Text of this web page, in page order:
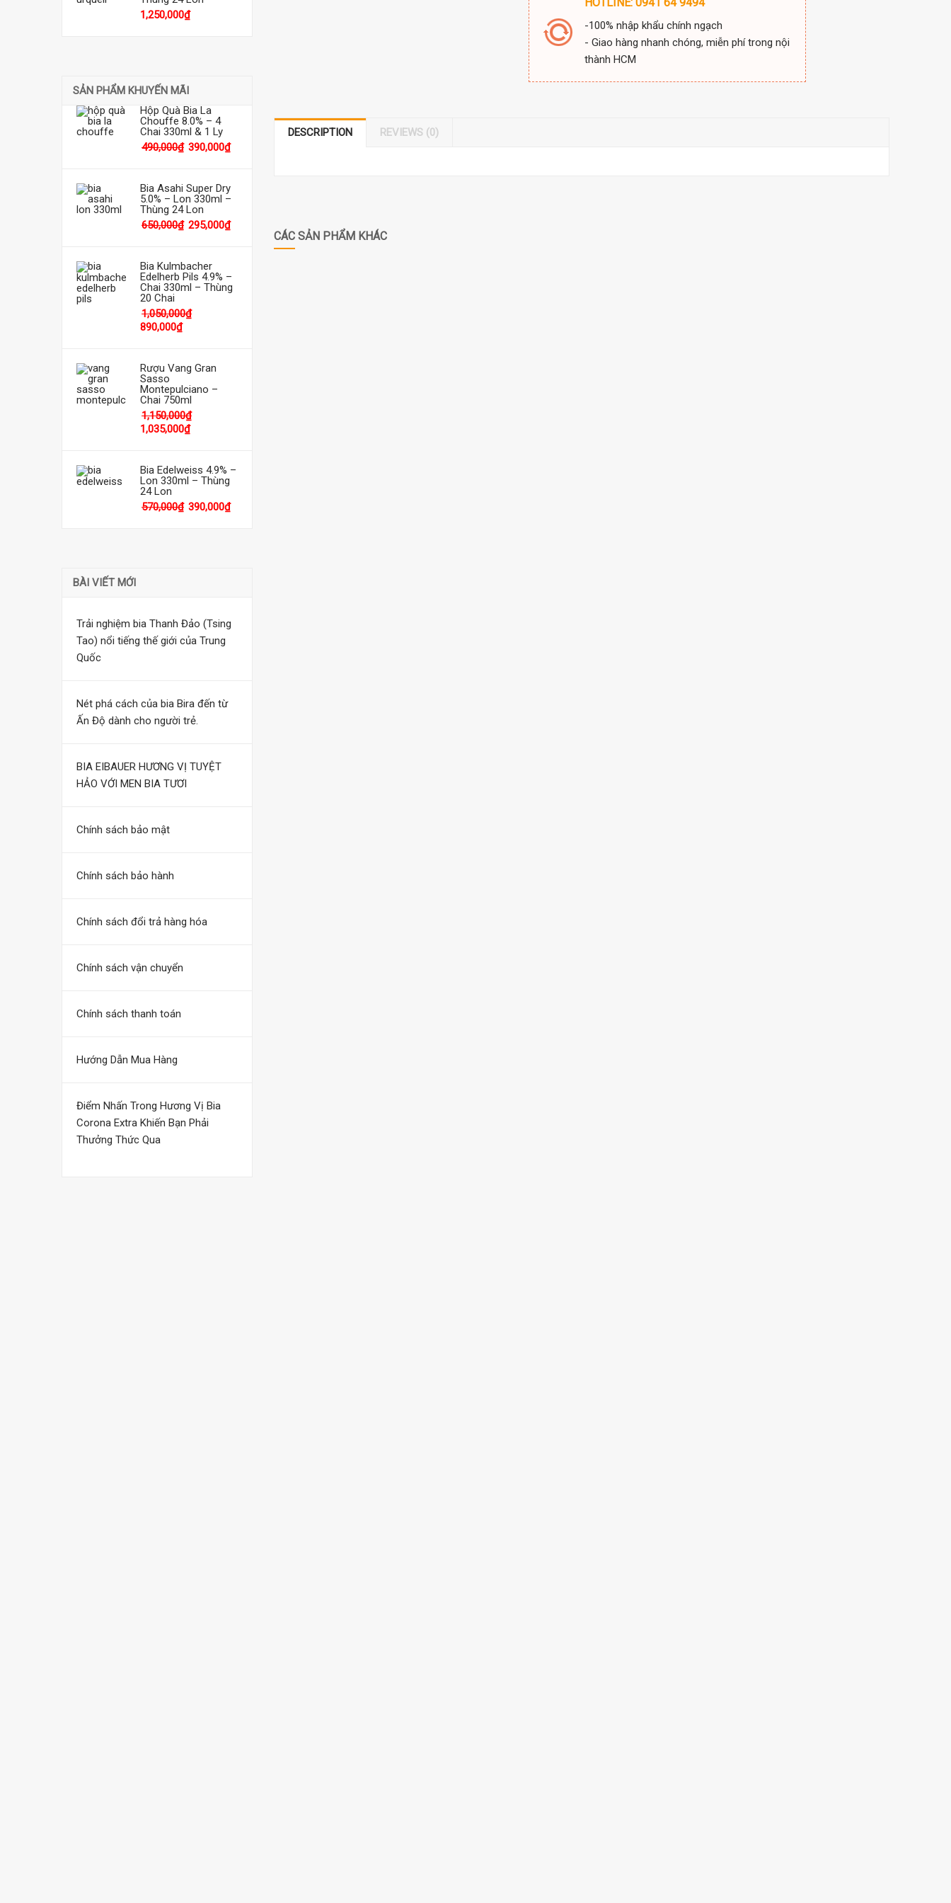
1,250,000₫
SẢN PHẨM KHUYẾN MÃI
Hộp Quà Bia La
Chouffe 8.0% – 4
Chai 330ml & 1 Ly
490,000₫ 390,000₫
Bia Asahi Super Dry
5.0% – Lon 330ml –
Thùng 24 Lon
650,000₫ 295,000₫
Bia Kulmbacher
Edelherb Pils 4.9% –
Chai 330ml – Thùng
20 Chai
1,050,000₫
890,000₫
Rượu Vang Gran
Sasso
Montepulciano –
Chai 750ml
1,150,000₫
1,035,000₫
Bia Edelweiss 4.9% –
Lon 330ml – Thùng
24 Lon
570,000₫ 390,000₫
BÀI VIẾT MỚI
Trải nghiệm bia Thanh Đảo (Tsing
Tao) nổi tiếng thế giới của Trung
Quốc
Nét phá cách của bia Bira đến từ
Ấn Độ dành cho người trẻ.
BIA EIBAUER HƯƠNG VỊ TUYỆT
HẢO VỚI MEN BIA TƯƠI
Chính sách bảo mật
Chính sách bảo hành
Chính sách đổi trả hàng hóa
Chính sách vận chuyển
Chính sách thanh toán
Hướng Dẫn Mua Hàng
Điểm Nhấn Trong Hương Vị Bia
Corona Extra Khiến Bạn Phải
Thưởng Thức Qua
-100% nhập khẩu chính ngạch
- Giao hàng nhanh chóng, miễn phí trong nội
thành HCM
DESCRIPTION REVIEWS (0)
CÁC SẢN PHẨM KHÁC